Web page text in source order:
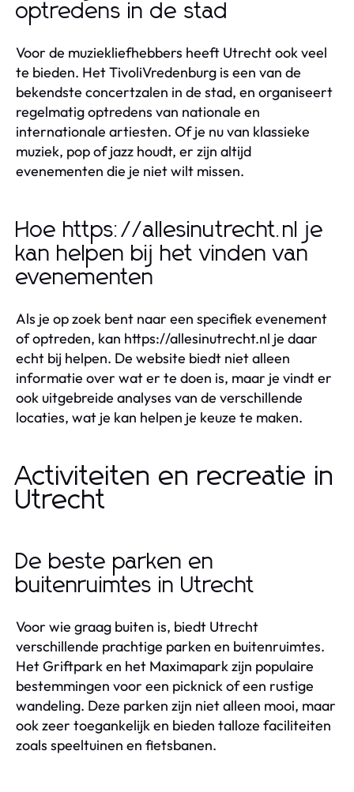
optredens in de stad
Voor de muziekliefhebbers heeft Utrecht ook veel
te bieden. Het TivoliVredenburg is een van de
bekendste concertzalen in de stad, en organiseert
regelmatig optredens van nationale en
internationale artiesten. Of je nu van klassieke
muziek, pop of jazz houdt, er zijn altijd
evenementen die je niet wilt missen.
Hoe https://allesinutrecht.nl je
kan helpen bij het vinden van
evenementen
Als je op zoek bent naar een specifiek evenement
of optreden, kan https://allesinutrecht.nl je daar
echt bij helpen. De website biedt niet alleen
informatie over wat er te doen is, maar je vindt er
ook uitgebreide analyses van de verschillende
locaties, wat je kan helpen je keuze te maken.
Activiteiten en recreatie in
Utrecht
De beste parken en
buitenruimtes in Utrecht
Voor wie graag buiten is, biedt Utrecht
verschillende prachtige parken en buitenruimtes.
Het Griftpark en het Maximapark zijn populaire
bestemmingen voor een picknick of een rustige
wandeling. Deze parken zijn niet alleen mooi, maar
ook zeer toegankelijk en bieden talloze faciliteiten
zoals speeltuinen en fietsbanen.